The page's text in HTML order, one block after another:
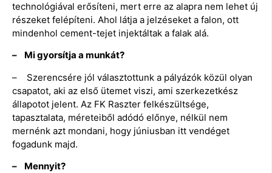
technológiával erősíteni, mert erre az alapra nem lehet új
részeket felépíteni. Ahol látja a jelzéseket a falon, ott
mindenhol cement-tejet injektáltak a falak alá.
– Mi gyorsítja a munkát?
– Szerencsére jól választottunk a pályázók közül olyan
csapatot, aki az első ütemet viszi, ami szerkezetkész
állapotot jelent. Az FK Raszter felkészültsége,
tapasztalata, méreteiből adódó előnye, nélkül nem
mernénk azt mondani, hogy júniusban itt vendéget
fogadunk majd.
– Mennyit?